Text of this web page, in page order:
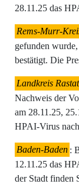
28.11.25 das
Rems-Murr-
gefunden
bestätigt. Die
Landkreis
Nachweis der
am 28.11.25,
HPAI-Virus
Baden-Baden :
12.11.25 das
der Stadt finden